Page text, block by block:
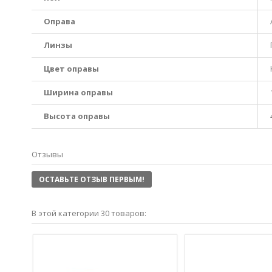
Оправа
Линзы
Цвет оправы
Ширина оправы
Высота оправы
Отзывы
ОСТАВЬТЕ ОТЗЫВ ПЕРВЫМ!
В этой категории 30 товаров: